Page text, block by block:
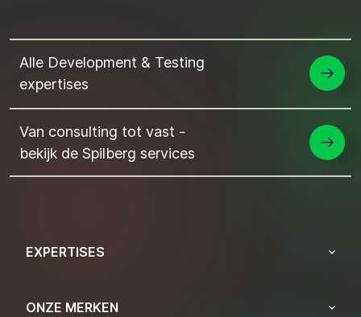
Alle Development & Testing
expertises
Van consulting tot vast -
bekijk de Spilberg services
EXPERTISES
ONZE MERKEN